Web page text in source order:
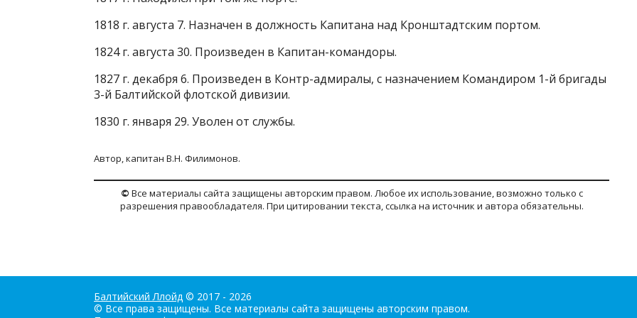
1818 г. августа 7. Назначен в должность Капитана над Кронштадтским портом.
1824 г. августа 30. Произведен в Капитан-командоры.
1827 г. декабря 6. Произведен в Контр-адмиралы, с назначением Командиром 1-й бригады
3-й Балтийской флотской дивизии.
1830 г. января 29. Уволен от службы.
Автор, капитан В.Н. Филимонов.
© Все материалы сайта защищены авторским правом. Любое их использование, возможно только с
разрешения правообладателя. При цитировании текста, ссылка на источник и автора обязательны.
Балтийский Ллойд © 2017 - 2026
© Все права защищены. Все материалы сайта защищены авторским правом.